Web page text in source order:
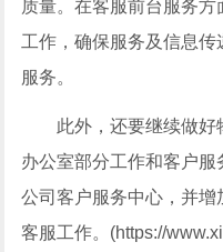
质量。在客服前台服务
工作，确保服务及信息
服务。
此外，还要继续做好
办公室部分工作和客户
公司客户服务中心，并
客服工作。(https://